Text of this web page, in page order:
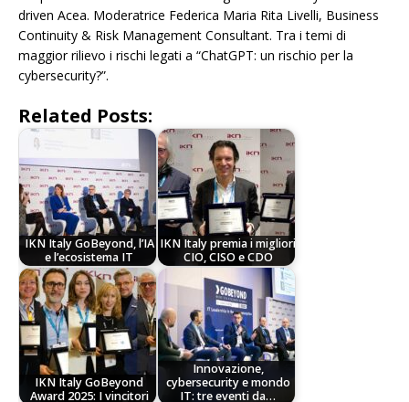
driven Acea. Moderatrice Federica Maria Rita Livelli, Business
Continuity & Risk Management Consultant. Tra i temi di
maggior rilievo i rischi legati a “ChatGPT: un rischio per la
cybersecurity?”.
Related Posts:
IKN Italy GoBeyond, l’IA
e l’ecosistema IT
IKN Italy premia i migliori
CIO, CISO e CDO
IKN Italy GoBeyond
Award 2025: I vincitori
Innovazione,
cybersecurity e mondo
IT: tre eventi da…